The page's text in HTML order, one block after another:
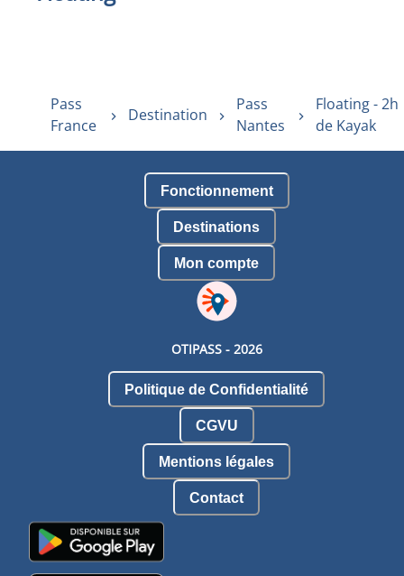
Pass
France
Destination
Pass
Nantes
Floating - 2h
de Kayak
Fonctionnement
Destinations
Mon compte
OTIPASS - 2026
Politique de Confidentialité
CGVU
Mentions légales
Contact